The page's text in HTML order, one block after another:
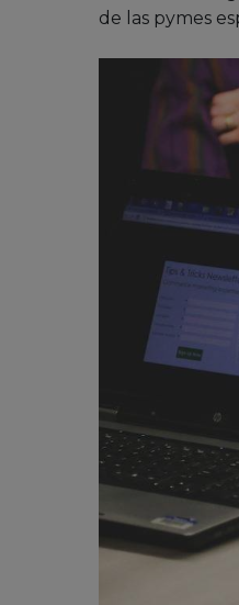
de las pymes